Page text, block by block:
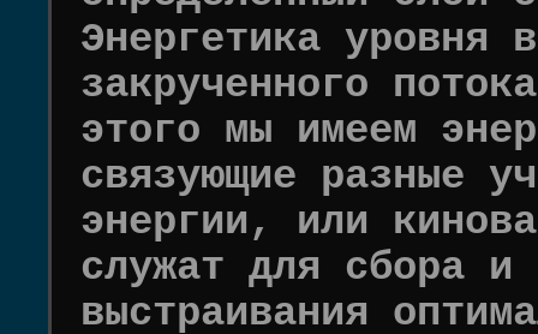
Энергетика уровня
закрученного
этого мы имеем
связующие разные
энергии, или
служат для сбора и
выстраивания